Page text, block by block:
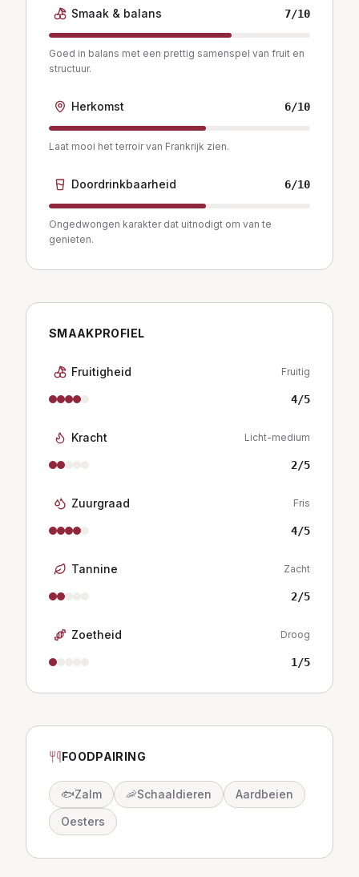
Smaak & balans 7/10
Goed in balans met een prettig samenspel van fruit en
structuur.
Herkomst 6/10
Laat mooi het terroir van Frankrijk zien.
Doordrinkbaarheid 6/10
Ongedwongen karakter dat uitnodigt om van te
genieten.
SMAAKPROFIEL
Fruitigheid Fruitig
4/5
Kracht Licht-medium
2/5
Zuurgraad Fris
4/5
Tannine Zacht
2/5
Zoetheid Droog
1 /5
FOODPAIRING
🐟Zalm 🦐Schaaldieren
Aardbeien
Oesters